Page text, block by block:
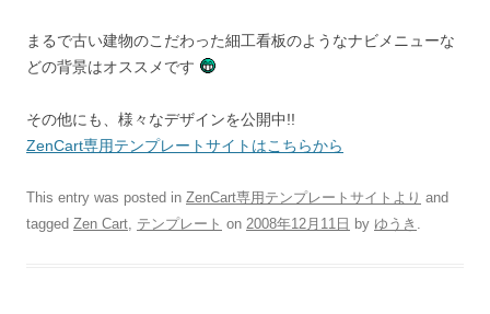
まるで古い建物のこだわった細工看板のようなナビメニューな
どの背景はオススメです
その他にも、様々なデザインを公開中!!
ZenCart専用テンプレートサイトはこちらから
This entry was posted in ZenCart専用テンプレートサイトより and
tagged Zen Cart, テンプレート on 2008年12月11日 by ゆうき .